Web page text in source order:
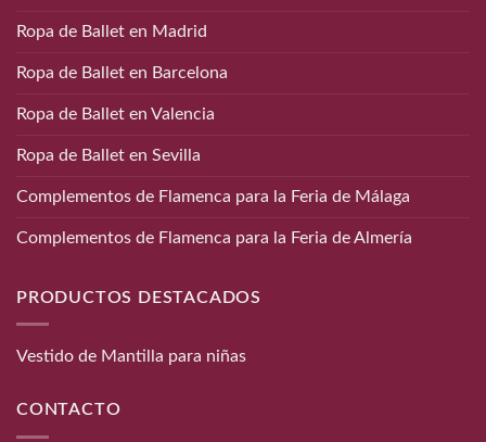
Ropa de Ballet en Madrid
Ropa de Ballet en Barcelona
Ropa de Ballet en Valencia
Ropa de Ballet en Sevilla
Complementos de Flamenca para la Feria de Málaga
Complementos de Flamenca para la Feria de Almería
PRODUCTOS DESTACADOS
Vestido de Mantilla para niñas
CONTACTO